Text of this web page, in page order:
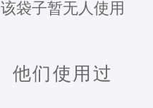
该袋子暂无人使用
他们使用过